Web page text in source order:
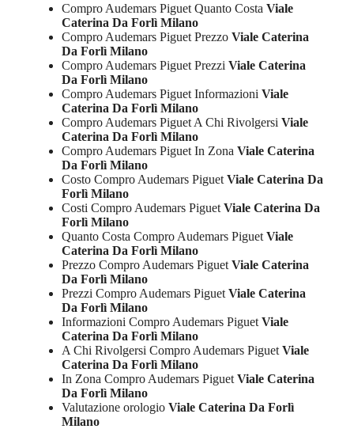
Compro Audemars Piguet Quanto Costa Viale
Caterina Da Forlì Milano
Compro Audemars Piguet Prezzo Viale Caterina
Da Forlì Milano
Compro Audemars Piguet Prezzi Viale Caterina
Da Forlì Milano
Compro Audemars Piguet Informazioni Viale
Caterina Da Forlì Milano
Compro Audemars Piguet A Chi Rivolgersi Viale
Caterina Da Forlì Milano
Compro Audemars Piguet In Zona Viale Caterina
Da Forlì Milano
Costo Compro Audemars Piguet Viale Caterina Da
Forlì Milano
Costi Compro Audemars Piguet Viale Caterina Da
Forlì Milano
Quanto Costa Compro Audemars Piguet Viale
Caterina Da Forlì Milano
Prezzo Compro Audemars Piguet Viale Caterina
Da Forlì Milano
Prezzi Compro Audemars Piguet Viale Caterina
Da Forlì Milano
Informazioni Compro Audemars Piguet Viale
Caterina Da Forlì Milano
A Chi Rivolgersi Compro Audemars Piguet Viale
Caterina Da Forlì Milano
In Zona Compro Audemars Piguet Viale Caterina
Da Forlì Milano
Valutazione orologio Viale Caterina Da Forlì
Milano